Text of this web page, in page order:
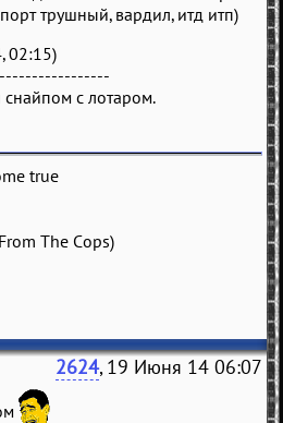
трушный, вардил, итд итп)
02:15)
с лотаром.
true
The Cops)
2624, 19 Июня 14 06:07